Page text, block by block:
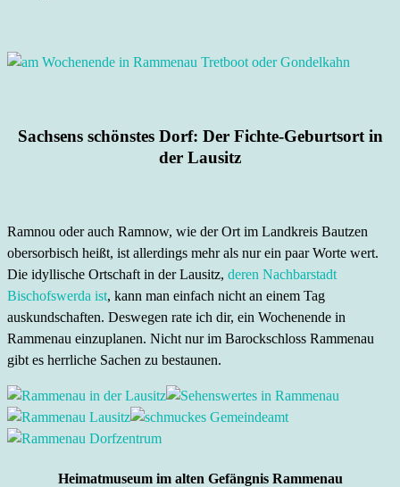
Sachsens schönstes Dorf: Der Fichte-Geburtsort in
der Lausitz
Ramnou oder auch Ramnow, wie der Ort im Landkreis Bautzen
obersorbisch heißt, ist allerdings mehr als nur ein paar Worte wert.
Die idyllische Ortschaft in der Lausitz, deren Nachbarstadt
Bischofswerda ist, kann man einfach nicht an einem Tag
auskundschaften. Deswegen rate ich dir, ein Wochenende in
Rammenau einzuplanen. Nicht nur im Barockschloss Rammenau
gibt es herrliche Sachen zu bestaunen.
Heimatmuseum im alten Gefängnis Rammenau